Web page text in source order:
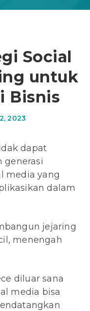
Social
untuk
Bisnis
2023
dapat
generasi
media yang
dalam
jejaring
menengah
diluar sana
media bisa